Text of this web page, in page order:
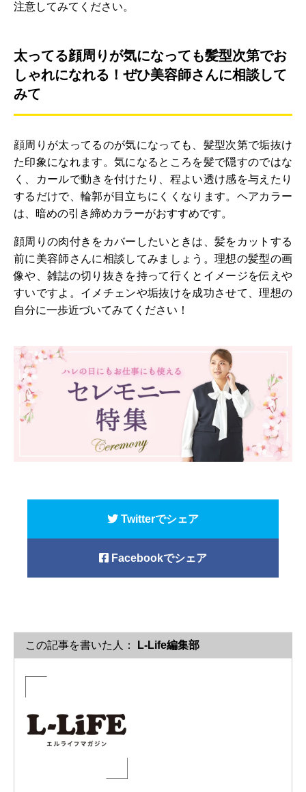
注意してみてください。
太ってる顔周りが気になっても髪型次第でお
しゃれになれる！ぜひ美容師さんに相談して
みて
顔周りが太ってるのが気になっても、髪型次第で垢抜け
た印象になれます。気になるところを髪で隠すのではな
く、カールで動きを付けたり、程よい透け感を与えたり
するだけで、輪郭が目立ちにくくなります。ヘアカラー
は、暗めの引き締めカラーがおすすめです。
顔周りの肉付きをカバーしたいときは、髪をカットする
前に美容師さんに相談してみましょう。理想の髪型の画
像や、雑誌の切り抜きを持って行くとイメージを伝えや
すいですよ。イメチェンや垢抜けを成功させて、理想の
自分に一歩近づいてみてください！
Twitterでシェア
Facebookでシェア
この記事を書いた人： L-Life編集部